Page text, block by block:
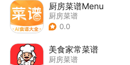
厨房菜谱Menu
厨房菜谱
0.0
美食家常菜谱
厨房菜谱